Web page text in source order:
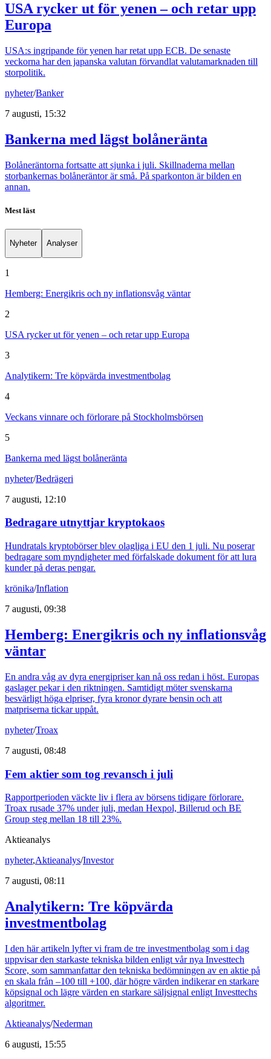
USA rycker ut för yenen – och retar upp
Europa
USA:s ingripande för yenen har retat upp ECB. De senaste
veckorna har den japanska valutan förvandlat valutamarknaden till
storpolitik.
nyheter/Banker
7 augusti, 15:32
Bankerna med lägst bolåneränta
Bolåneräntorna fortsatte att sjunka i juli. Skillnaderna mellan
storbankernas bolåneräntor är små. På sparkonton är bilden en
annan.
Mest läst
Nyheter Analyser
1
Hemberg: Energikris och ny inflationsvåg väntar
2
USA rycker ut för yenen – och retar upp Europa
3
Analytikern: Tre köpvärda investmentbolag
4
Veckans vinnare och förlorare på Stockholmsbörsen
5
Bankerna med lägst bolåneränta
nyheter/Bedrägeri
7 augusti, 12:10
Bedragare utnyttjar kryptokaos
Hundratals kryptobörser blev olagliga i EU den 1 juli. Nu poserar
bedragare som myndigheter med förfalskade dokument för att lura
kunder på deras pengar.
krönika/Inflation
7 augusti, 09:38
Hemberg: Energikris och ny inflationsvåg
väntar
En andra våg av dyra energipriser kan nå oss redan i höst. Europas
gaslager pekar i den riktningen. Samtidigt möter svenskarna
besvärligt höga elpriser, fyra kronor dyrare bensin och att
matpriserna tickar uppåt.
nyheter/Troax
7 augusti, 08:48
Fem aktier som tog revansch i juli
Rapportperioden väckte liv i flera av börsens tidigare förlorare.
Troax rusade 37% under juli, medan Hexpol, Billerud och BE
Group steg mellan 18 till 23%.
Aktieanalys
nyheter,Aktieanalys/Investor
7 augusti, 08:11
Analytikern: Tre köpvärda
investmentbolag
I den här artikeln lyfter vi fram de tre investmentbolag som i dag
uppvisar den starkaste tekniska bilden enligt vår nya Investtech
Score, som sammanfattar den tekniska bedömningen av en aktie på
en skala från –100 till +100, där högre värden indikerar en starkare
köpsignal och lägre värden en starkare säljsignal enligt Investtechs
algoritmer.
Aktieanalys/Nederman
6 augusti, 15:55